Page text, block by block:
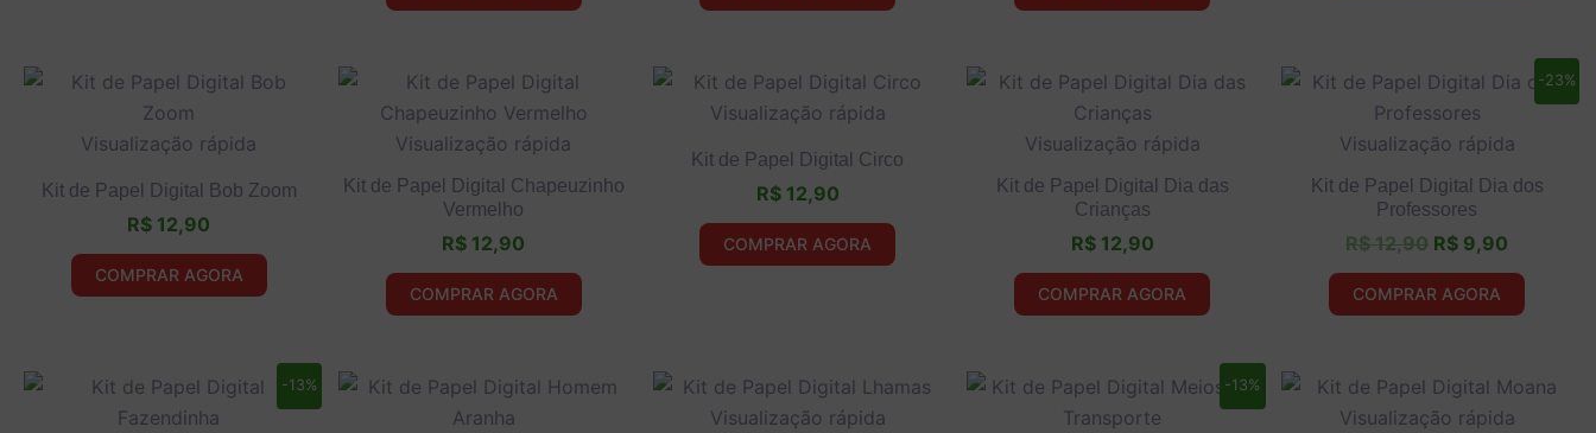
Visualização rápida
Kit de Papel Digital Bob Zoom
R$ 12,90
COMPRAR AGORA
Visualização rápida
Kit de Papel Digital Chapeuzinho
Vermelho
R$ 12,90
COMPRAR AGORA
Visualização rápida
Kit de Papel Digital Circo
R$12,90
COMPRAR AGORA
Visualização rápida
Kit de Papel Digital Dia das
Crianças
R$12,90
COMPRAR AGORA
-23%
Visualização rápida
Kit de Papel Digital Dia dos
Professores
R$12,90
O
preço
original
era:
R$ 9,90
O
preço
é:
COMPRAR AGORA
-13%
O
preço
O
preço
Visualização rápida
-13%
O
preço
O
preço
Visualização rápida
Senha